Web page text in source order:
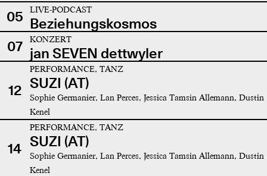
05 LIVE-PODCAST
Beziehungskosmos
07
KONZERT
jan SEVEN dettwyler
12
PERFORMANCE, TANZ
SUZI (AT)
Sophie Germanier, Lan Perces, Jessica Tamsin Allemann, Dustin
Kenel
14
PERFORMANCE, TANZ
SUZI (AT)
Sophie Germanier, Lan Perces, Jessica Tamsin Allemann, Dustin
Kenel